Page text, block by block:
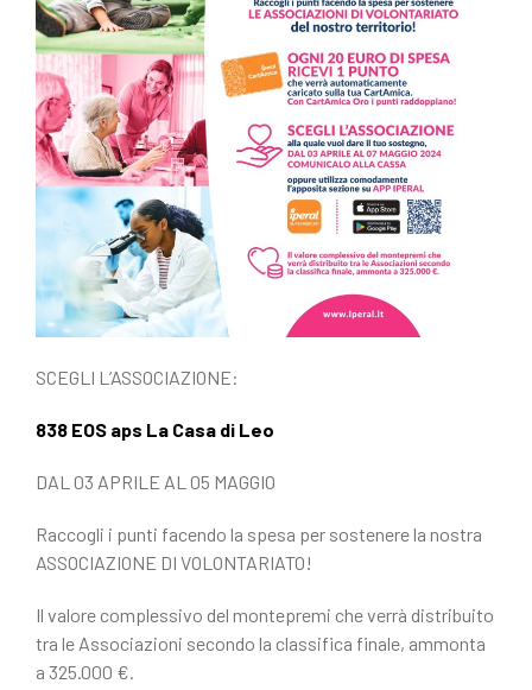
SCEGLI L’ASSOCIAZIONE:
838 EOS aps La Casa di Leo
DAL 03 APRILE AL 05 MAGGIO
Raccogli i punti facendo la spesa per sostenere la nostra
ASSOCIAZIONE DI VOLONTARIATO!
Il valore complessivo del montepremi che verrà distribuito
tra le Associazioni secondo la classifica finale, ammonta
a 325.000 €.